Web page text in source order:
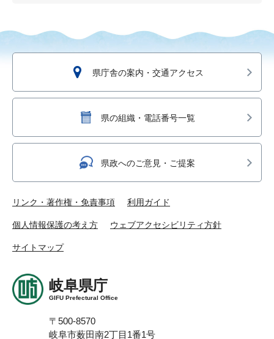
県庁舎の案内・交通アクセス
県の組織・電話番号一覧
県政へのご意見・ご提案
リンク・著作権・免責事項 利用ガイド
個人情報保護の考え方 ウェブアクセシビリティ方針
サイトマップ
岐阜県庁
GIFU Prefectural Office
〒500-8570
岐阜市薮田南2丁目1番1号